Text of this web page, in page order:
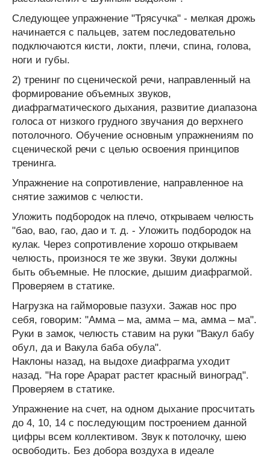
Следующее упражнение "Трясучка" - мелкая дрожь
начинается с пальцев, затем последовательно
подключаются кисти, локти, плечи, спина, голова,
ноги и губы.
2) тренинг по сценической речи, направленный на
формирование объемных звуков,
диафрагматического дыхания, развитие диапазона
голоса от низкого грудного звучания до верхнего
потолочного. Обучение основным упражнениям по
сценической речи с целью освоения принципов
тренинга.
Упражнение на сопротивление, направленное на
снятие зажимов с челюсти.
Уложить подбородок на плечо, открываем челюсть
"бао, вао, гао, дао и т. д. - Уложить подбородок на
кулак. Через сопротивление хорошо открываем
челюсть, произнося те же звуки. Звуки должны
быть объемные. Не плоские, дышим диафрагмой.
Проверяем в статике.
Нагрузка на гайморовые пазухи. Зажав нос про
себя, говорим: "Амма – ма, амма – ма, амма – ма".
Руки в замок, челюсть ставим на руки "Вакул бабу
обул, да и Вакула баба обула".
Наклоны назад, на выдохе диафрагма уходит
назад. "На горе Арарат растет красный виноград".
Проверяем в статике.
Упражнение на счет, на одном дыхание просчитать
до 4, 10, 14 с последующим построением данной
цифры всем коллективом. Звук к потолочку, шею
освободить. Без добора воздуха в идеале